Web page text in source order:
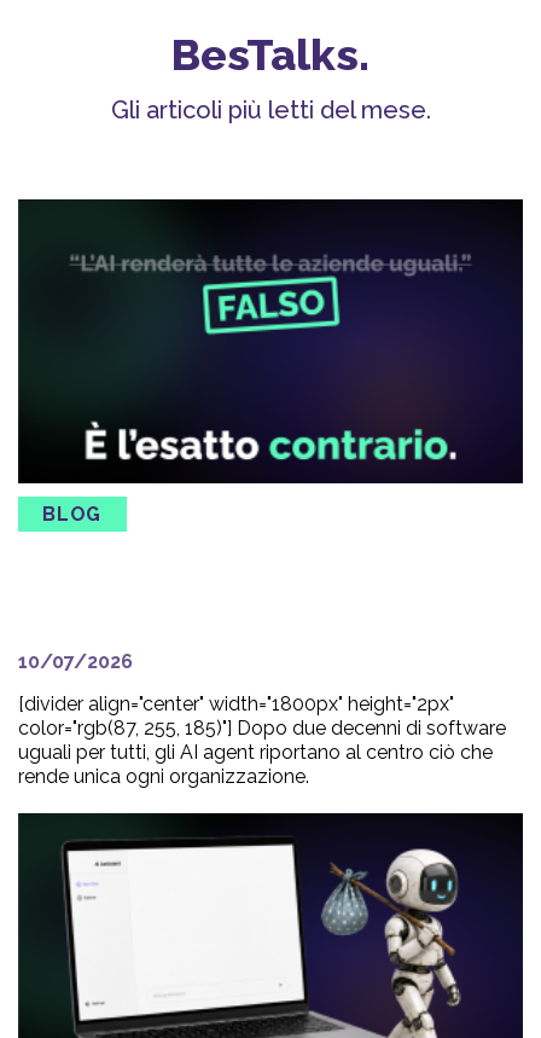
BesTalks.
Gli articoli più letti del mese.
BLOG
10/07/2026
[divider align="center" width="1800px" height="2px"
color="rgb(87, 255, 185)"] Dopo due decenni di software
uguali per tutti, gli AI agent riportano al centro ciò che
rende unica ogni organizzazione.